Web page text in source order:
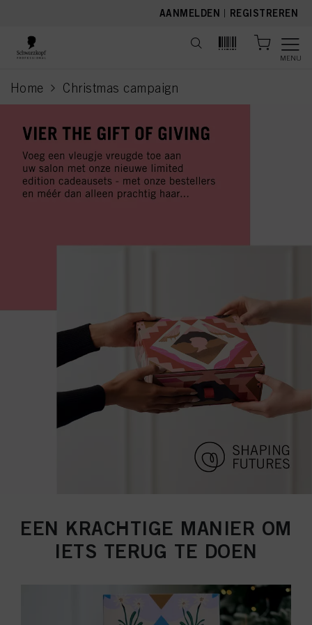
AANMELDEN | REGISTREREN
MENU
Home Christmas campaign
current page
EEN KRACHTIGE MANIER OM
IETS TERUG TE DOEN